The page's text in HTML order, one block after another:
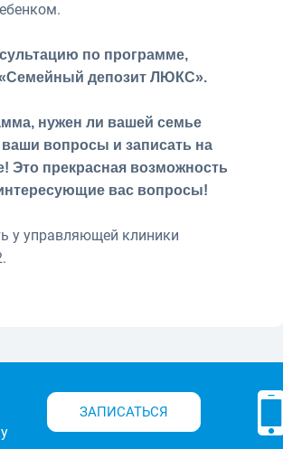
по программе,
«Семейный депозит ЛЮКС».
нужен ли вашей семье
вопросы и записать на
Это прекрасная возможность
вас вопросы!
у управляющей клиники
ЗАПИСАТЬСЯ